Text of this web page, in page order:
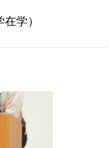
学）